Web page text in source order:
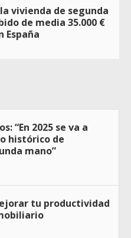
vivienda de segunda
de media 35.000 €
España
“En 2025 se va a
histórico de
mano”
tu productividad